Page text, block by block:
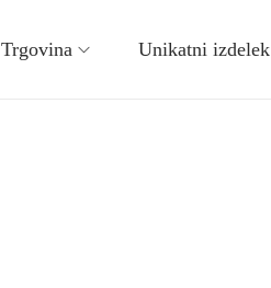
Trgovina Unikatni izdelek